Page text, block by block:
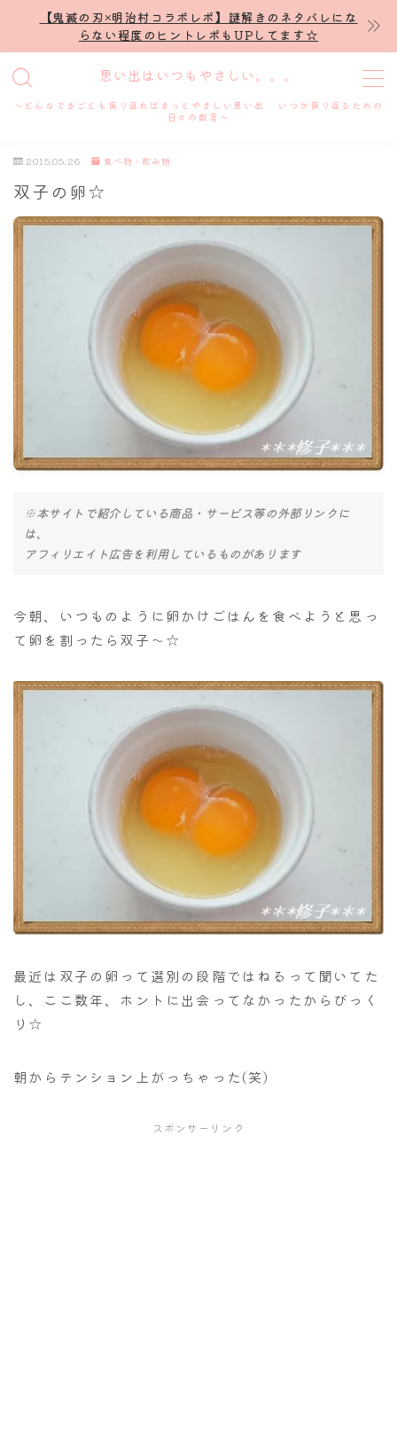
【鬼滅の刃×明治村コラボレポ】謎解きのネタバレにな
らない程度のヒントレポもUPしてます☆
思い出はいつもやさしい。。。
～どんなできごとも振り返ればきっとやさしい思い出 いつか振り返るための
日々の戯言～
MENU
プロフィール
謎解き
舞台・ライブ
ナナちゃん人形
2015.05.26 食べ物・飲み物
双子の卵☆
※本サイトで紹介している商品・サービス等の外部リンクに
は、
アフィリエイト広告を利用しているものがあります
今朝、いつものように卵かけごはんを食べようと思っ
て卵を割ったら双子～☆
最近は双子の卵って選別の段階ではねるって聞いてた
し、ここ数年、ホントに出会ってなかったからびっく
り☆
朝からテンション上がっちゃった(笑)
スポンサーリンク